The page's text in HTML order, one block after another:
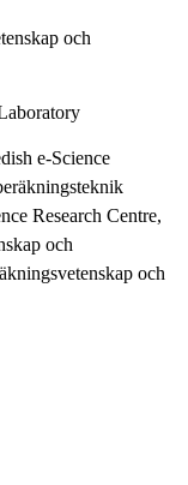
och
e-Science
Research Centre,
och
och